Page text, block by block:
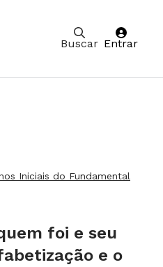
Buscar Entrar
Iniciais do Fundamental
foi e seu
e o